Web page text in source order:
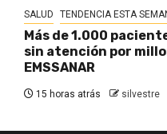
SALUD TENDENCIA ESTA
Más de 1.000
sin atención por
EMSSANAR
15 horas atrás silvestre